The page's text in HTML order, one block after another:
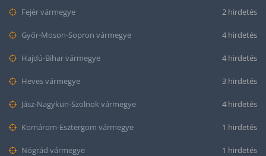
Fejér vármegye 2 hirdetés
Győr-Moson-Sopron vármegye 4 hirdetés
Hajdú-Bihar vármegye 4 hirdetés
Heves vármegye 3 hirdetés
Jász-Nagykun-Szolnok vármegye 4 hirdetés
Komárom-Esztergom vármegye 1 hirdetés
Nógrád vármegye 1 hirdetés